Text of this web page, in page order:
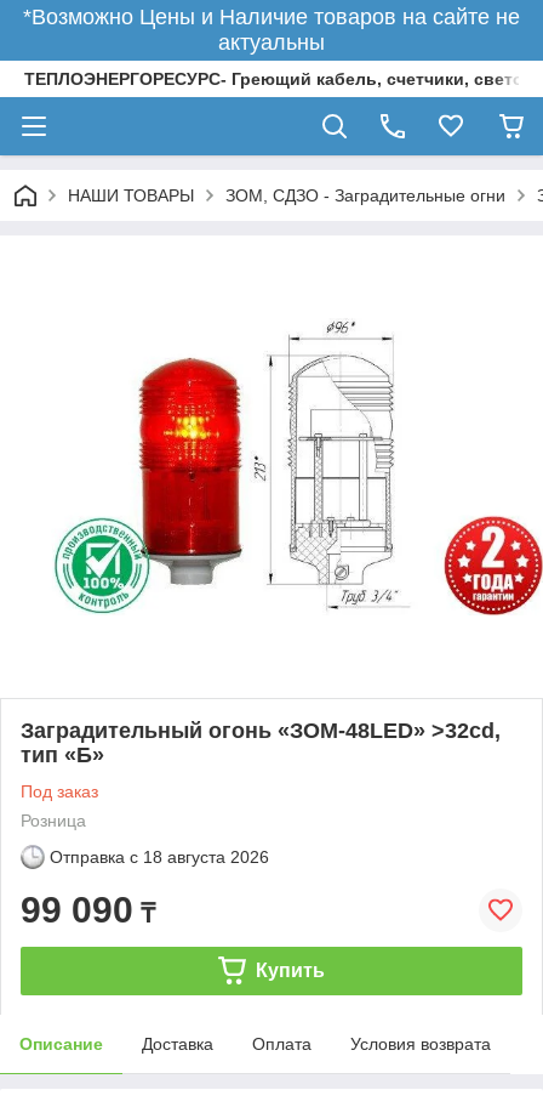
*Возможно Цены и Наличие товаров на сайте не
актуальны
ТЕПЛОЭНЕРГОРЕСУРС- Греющий кабель, счетчики,
НАШИ ТОВАРЫ ЗОМ, СДЗО - Заградительные огни
Заградительный огонь «ЗОМ-48LED» >32cd,
тип «Б»
Под заказ
Розница
Отправка с 18 августа 2026
99 090 ₸
Купить
Описание Доставка Оплата Условия возврата